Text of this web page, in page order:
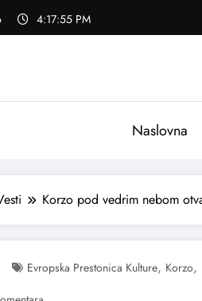
4:17:56 PM
Naslovna
Korzo pod vedrim nebom
Evropska Prestonica Kulture, Korzo,